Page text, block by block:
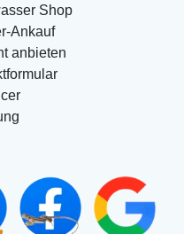
Shop
Ankauf
anbieten